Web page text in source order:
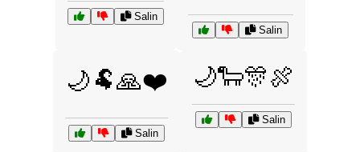
Salin
Salin
🌙🐏🙏❤️
Salin
🌙🐑🎊🍖
Salin